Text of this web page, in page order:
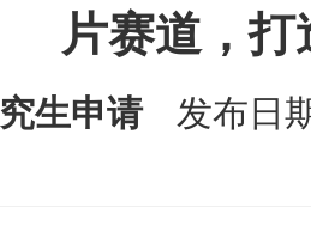
片赛道，
生申请
发布日